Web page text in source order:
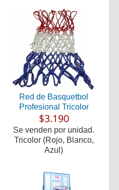
Red de Basquetbol
Profesional Tricolor
$3.190
Se venden por unidad.
Tricolor (Rojo, Blanco,
Azul)